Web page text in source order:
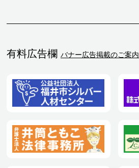
有料広告欄 バナー広告掲載のご案内